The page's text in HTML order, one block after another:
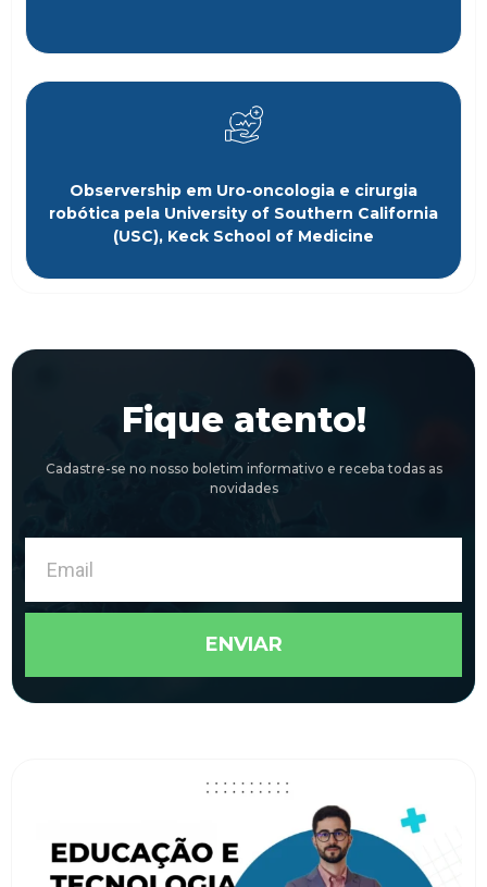
Observership em Uro-oncologia e cirurgia
robótica pela University of Southern California
(USC), Keck School of Medicine
Fique atento!
Cadastre-se no nosso boletim informativo e receba todas as
novidades
ENVIAR